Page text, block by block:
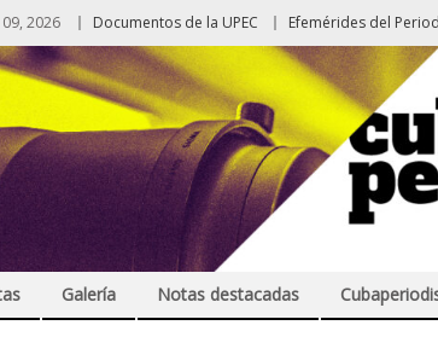
2026 Documentos de la UPEC Efemérides del
Galería Notas destacadas